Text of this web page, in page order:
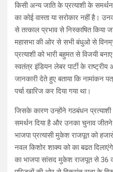
किसी अन्य जाति के प्रत्याशी के
का कोई वास्ता या सरोकार नहीं है।
से तत्काल प्रभाव से निस्काषित किया
महासभा की ओर से सभी बंधुओ से
प्रत्याशी को भारी बहुमत से विजयी
स्वतंत्र इंडियन लेबर पार्टी के राष्ट्रीय
जानकारी देते हुए बताया कि नामांकन
पर्चा खारिज कर दिया गया था।
जिसके कारण उन्होंने गठबंधन
समर्थन दिया है और उनका चुनाव
भाजपा प्रत्यासी मुकेश राजपूत को
नवल किशोर शाक्य को का बढत
का भाजपा सांसद मुकेश राजपूत से